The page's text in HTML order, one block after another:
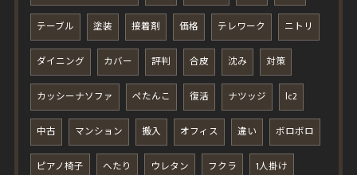
テーブル 塗装 接着剤 価格 テレワーク ニトリ
ダイニング カバー 評判 合皮 沈み 対策
カッシーナソファ ぺたんこ 復活 ナツッジ lc2
中古 マンション 搬入 オフィス 違い ボロボロ
ピアノ椅子 へたり ウレタン フクラ 1人掛け